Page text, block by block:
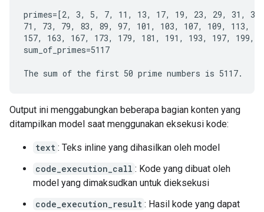
primes=[2, 3, 5, 7, 11, 13, 17, 19, 23, 29, 31,
71, 73, 79, 83, 89, 97, 101, 103, 107, 109, 113,
157, 163, 167, 173, 179, 181, 191, 193, 197, 199,
sum_of_primes=5117
Output ini menggabungkan beberapa bagian konten yang
ditampilkan model saat menggunakan eksekusi kode:
text : Teks inline yang dihasilkan oleh model
code_execution_call : Kode yang dibuat oleh
model yang dimaksudkan untuk dieksekusi
code_execution_result : Hasil kode yang dapat